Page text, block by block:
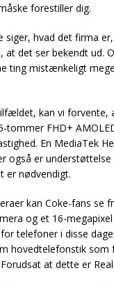
forestiller dig.
siger, hvad det firma
det ser bekendt ud.
ting mistænkeligt
kan vi forvente,
tommer FHD+
En MediaTek
også er understøttelse
er nødvendigt.
kan Coke-fans se
og et 16-
telefoner i disse
hovedtelefonstik som
at dette er